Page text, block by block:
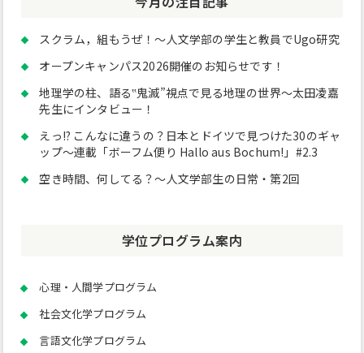
スクラム，組もうぜ！～人文学部の学生と教員でUgo研究
オープンキャンパス2026開催のお知らせです！
地理学の柱、語る‟鬼滅”視点で見る地理の世界～太田凌嘉
先生にインタビュー！
えっ!? こんなに違うの？日本とドイツで見つけた30のギャ
ップ～連載「ボーフム便り Hallo aus Bochum!」#2.3
空き時間、何してる？～人文学部生の日常・第2回
学位プログラム案内
心理・人間学プログラム
社会文化学プログラム
言語文化学プログラム